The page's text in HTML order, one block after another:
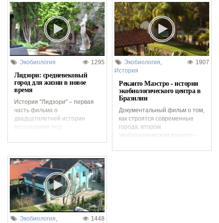
Каневского...
территории...
1295
Экобиология
Лидзори: средневековый
город для жизни в новое
время
История "Лидзори" – первая
часть фильма о
двадцатилетней истории
воссоздания под
Менегетти из руин
1907
Экобиология,
История
Реканто Маэстро - история
экобиологического центра в
Бразилии
Документальный фильм о том,
как строятся современные
города, втором
экобиологическом проекте –
гуманистического искусства...
1448
Экобиология,